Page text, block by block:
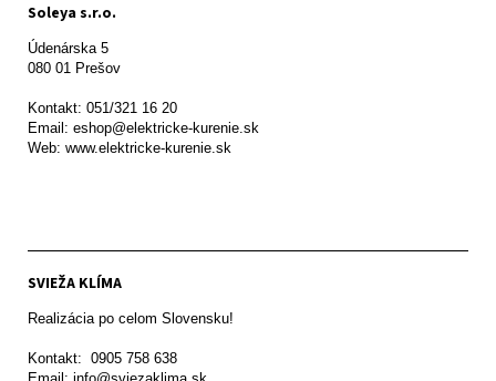
Soleya s.r.o.
Údenárska 5
080 01 Prešov
Kontakt: 051/321 16 20
Email: eshop@elektricke-kurenie.sk
Web: www.elektricke-kurenie.sk
SVIEŽA KLÍMA
Realizácia po celom Slovensku!
Kontakt:  0905 758 638